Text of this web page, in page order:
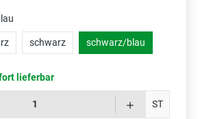
schwarz schwarz/blau
lieferbar
ST